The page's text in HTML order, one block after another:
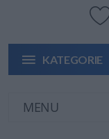
KATEGORIE
MENU